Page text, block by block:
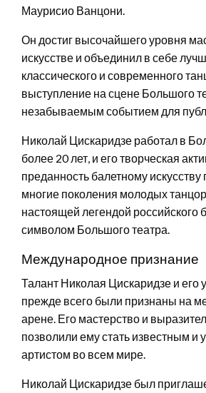
Маурисио Ванцони.
Он достиг высочайшего уровня
искусстве и объединил в себе
классического и современного
выступление на сцене Большого
незабываемым событием для
Николай Цискаридзе работал в
более 20 лет, и его творческая
преданность балетному
многие поколения молодых
настоящей легендой российского
символом Большого театра.
Международное признание
Талант Николая Цискаридзе и его
прежде всего были признаны на
арене. Его мастерство и
позволили ему стать известным
артистом во всем мире.
Николай Цискаридзе был